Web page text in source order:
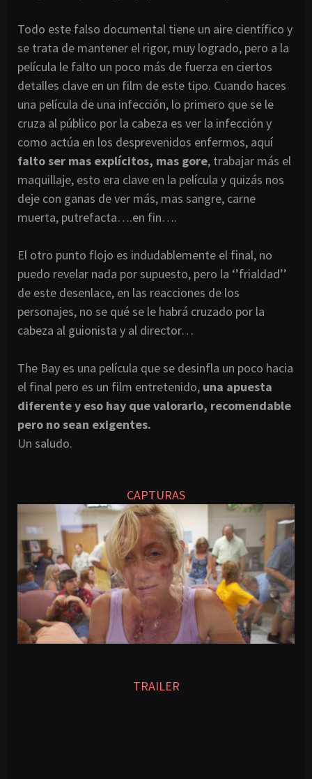
Todo este falso documental tiene un aire científico y
se trata de mantener el rigor, muy logrado, pero a la
película le falto un poco más de fuerza en ciertos
detalles clave en un film de este tipo. Cuando haces
una película de una infección, lo primero que se le
cruza al público por la cabeza es ver la infección y
como actúa en los desprevenidos enfermos, aquí
falto ser mas explícitos, mas gore, trabajar más el
maquillaje, esto era clave en la película y quizás nos
deje con ganas de ver más, mas sangre, carne
muerta, putrefacta….en fin….
El otro punto flojo es indudablemente el final, no
puedo revelar nada por supuesto, pero la ‘’frialdad’’
de este desenlace, en las reacciones de los
personajes, no se qué se le habrá cruzado por la
cabeza al guionista y al director…
The Bay es una película que se desinfla un poco hacia
el final pero es un film entretenido, una apuesta
diferente y eso hay que valorarlo, recomendable
pero no sean exigentes.
Un saludo.
CAPTURAS
TRAILER